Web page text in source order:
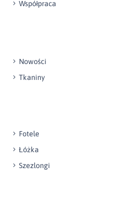
Współpraca
Nowości
Tkaniny
Fotele
Łóżka
Szezlongi